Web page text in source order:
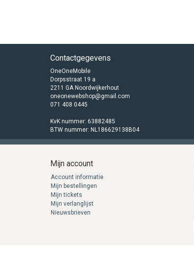
Contactgegevens
OneOneMobile
Dorpsstraat 19 a
2211 GA Noordwijkerhout
oneonewebshop@gmail.com
071 408 0445
KvK nummer: 63882485
BTW nummer: NL186629138B04
Mijn account
Account informatie
Mijn bestellingen
Mijn tickets
Mijn verlanglijst
Nieuwsbrieven